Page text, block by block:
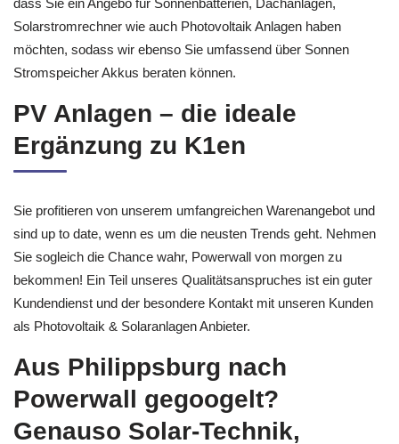
dass Sie ein Angebo für Sonnenbatterien, Dachanlagen,
Solarstromrechner wie auch Photovoltaik Anlagen haben
möchten, sodass wir ebenso Sie umfassend über Sonnen
Stromspeicher Akkus beraten können.
PV Anlagen – die ideale
Ergänzung zu K1en
Sie profitieren von unserem umfangreichen Warenangebot und
sind up to date, wenn es um die neusten Trends geht. Nehmen
Sie sogleich die Chance wahr, Powerwall von morgen zu
bekommen! Ein Teil unseres Qualitätsanspruches ist ein guter
Kundendienst und der besondere Kontakt mit unseren Kunden
als Photovoltaik & Solaranlagen Anbieter.
Aus Philippsburg nach
Powerwall gegoogelt?
Genauso Solar-Technik,